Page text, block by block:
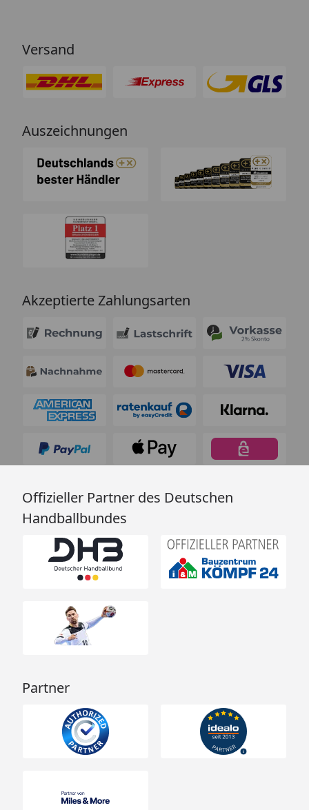
Versand
Auszeichnungen
Akzeptierte Zahlungsarten
Offizieller Partner des Deutschen
Handballbundes
Partner